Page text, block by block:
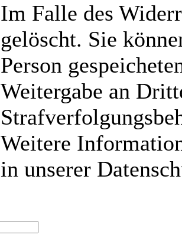
Im Falle des
gelöscht. Sie
Person
Weitergabe an
Weitere
in unserer